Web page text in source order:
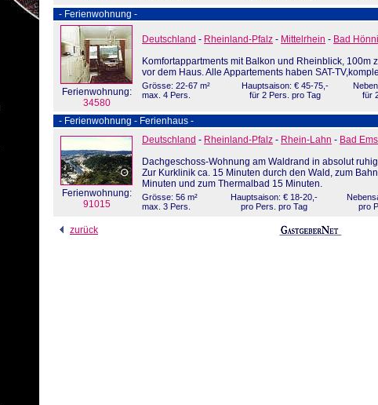
- Ferienwohnung -
Ferienwohnung:
34580
Deutschland - Rheinland-Pfalz - Mittelrhein - Bad
Komfortappartments mit Balkon und Rheinblick, 100m
vor dem Haus. Alle Appartements haben SAT-
Grösse: 22-67 m²
max. 4 Pers.
Hauptsaison: € 45-75,-
für 2 Pers. pro Tag
für
- Ferienwohnung - Ferienhaus -
Ferienwohnung:
91015
Deutschland - Rheinland-Pfalz - Rhein-Lahn - Bad Ems
Dachgeschoss-Wohnung am Waldrand in absolut
Zur Kurklinik ca. 15 Minuten durch den Wald, zum
Minuten und zum Thermalbad 15 Minuten.
Grösse: 56 m²
max. 3 Pers.
Hauptsaison: € 18-20,-
pro Pers. pro Tag
pro
zurück